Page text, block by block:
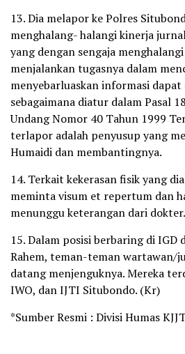
13. Dia melapor ke Polres
menghalang- halangi kinerja
yang dengan sengaja
menjalankan tugasnya dalam
menyebarluaskan informasi
sebagaimana diatur dalam Pasal
Undang Nomor 40 Tahun 1999
terlapor adalah penyusup yang
Humaidi dan membantingnya.
14. Terkait kekerasan fisik yang
meminta visum et repertum dan
menunggu keterangan dari dokter.
15. Dalam posisi berbaring di IGD
Rahem, teman-teman wartawan/
datang menjenguknya. Mereka
IWO, dan IJTI Situbondo. (Kr)
*Sumber Resmi : Divisi Humas